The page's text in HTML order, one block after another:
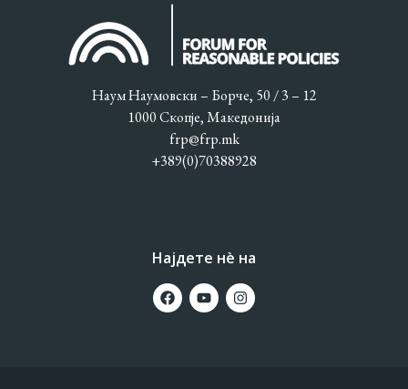
Наум Наумовски – Борче, 50 / 3 – 12
1000 Скопје, Македонија
frp@frp.mk
+389(0)70388928
Најдете нè на